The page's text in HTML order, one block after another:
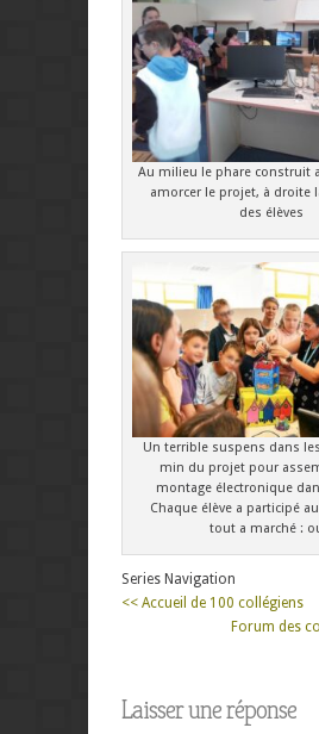
Au milieu le phare construit
amorcer le projet, à droite
des élèves
Un terrible suspens dans
min du projet pour
montage électronique
Chaque élève a participé
tout a marché :
Series Navigation
<< Accueil de 100 collégiens
Forum des
Laisser une réponse